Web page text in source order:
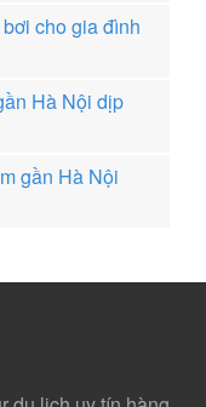
cho gia đình
Hà Nội dịp
gần Hà Nội